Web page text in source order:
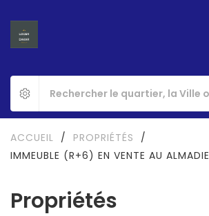
Propriétés
ACCUEIL / PROPRIÉTÉS
/
IMMEUBLE (R+6) EN VENTE AU ALMADIE